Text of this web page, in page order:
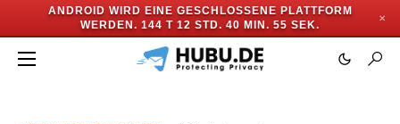
ANDROID WIRD EINE GESCHLOSSENE PLATTFORM
WERDEN. 144 T 12 STD. 40 MIN. 54 SEK.
✕